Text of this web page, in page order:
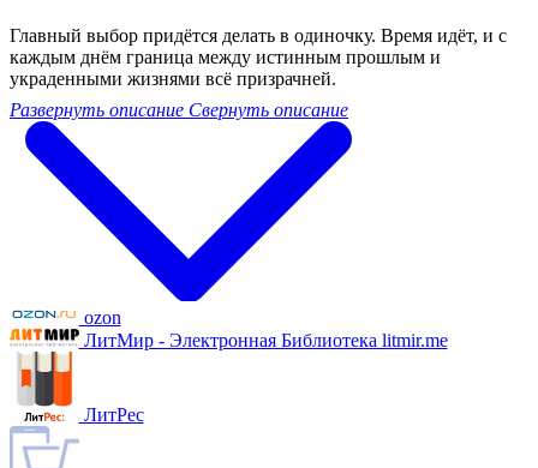
Главный выбор придётся делать в одиночку. Время идёт, и с
каждым днём граница между истинным прошлым и
украденными жизнями всё призрачней.
Развернуть описание Свернуть описание
ozon
ЛитМир - Электронная Библиотека litmir.me
ЛитРес